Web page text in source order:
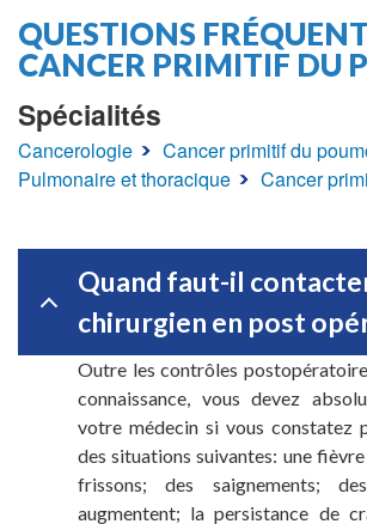
d'Ariane
QUESTIONS
CANCER PRIMITIF DU
Spécialités
Cancerologie
Cancer primitif du
Pulmonaire et thoracique
Cancer
Quand faut-il
chirurgien en post
Outre les contrôles
connaissance, vous devez
votre médecin si vous constatez
des situations suivantes: une
frissons; des saignements;
augmentent; la persistance de